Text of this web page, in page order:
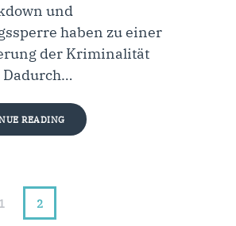
und
haben zu einer
der Kriminalität
Dadurch…
READING
1 2